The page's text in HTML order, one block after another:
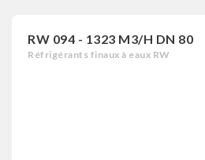
RW 094 - 1323 M3/H DN 80
Réfrigérants finaux à eaux RW